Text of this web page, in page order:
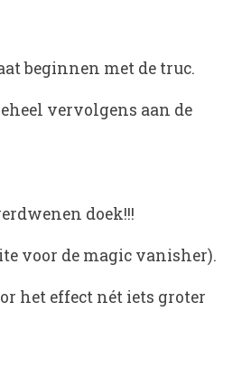
beginnen met de truc.
vervolgens aan de
doek!!!
voor de magic vanisher).
het effect nét iets groter